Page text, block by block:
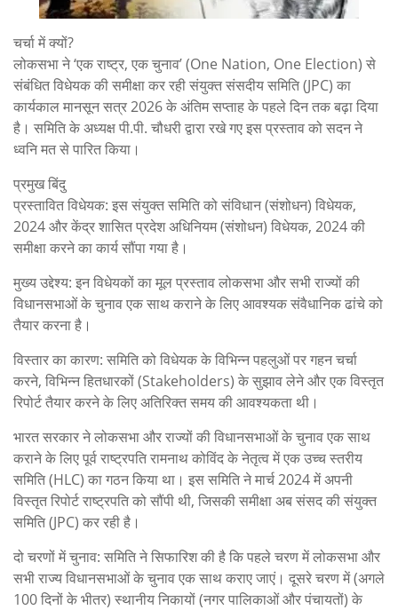
चर्चा में क्यों?
लोकसभा ने ‘एक राष्ट्र, एक चुनाव’ (One Nation, One Election) से
संबंधित विधेयक की समीक्षा कर रही संयुक्त संसदीय समिति (JPC) का
कार्यकाल मानसून सत्र 2026 के अंतिम सप्ताह के पहले दिन तक बढ़ा दिया
है। समिति के अध्यक्ष पी.पी. चौधरी द्वारा रखे गए इस प्रस्ताव को सदन ने
ध्वनि मत से पारित किया।
प्रमुख बिंदु
प्रस्तावित विधेयक: इस संयुक्त समिति को संविधान (संशोधन) विधेयक,
2024 और केंद्र शासित प्रदेश अधिनियम (संशोधन) विधेयक, 2024 की
समीक्षा करने का कार्य सौंपा गया है।
मुख्य उद्देश्य: इन विधेयकों का मूल प्रस्ताव लोकसभा और सभी राज्यों की
विधानसभाओं के चुनाव एक साथ कराने के लिए आवश्यक संवैधानिक ढांचे को
तैयार करना है।
विस्तार का कारण: समिति को विधेयक के विभिन्न पहलुओं पर गहन चर्चा
करने, विभिन्न हितधारकों (Stakeholders) के सुझाव लेने और एक विस्तृत
रिपोर्ट तैयार करने के लिए अतिरिक्त समय की आवश्यकता थी।
भारत सरकार ने लोकसभा और राज्यों की विधानसभाओं के चुनाव एक साथ
कराने के लिए पूर्व राष्ट्रपति रामनाथ कोविंद के नेतृत्व में एक उच्च स्तरीय
समिति (HLC) का गठन किया था। इस समिति ने मार्च 2024 में अपनी
विस्तृत रिपोर्ट राष्ट्रपति को सौंपी थी, जिसकी समीक्षा अब संसद की संयुक्त
समिति (JPC) कर रही है।
दो चरणों में चुनाव: समिति ने सिफारिश की है कि पहले चरण में लोकसभा और
सभी राज्य विधानसभाओं के चुनाव एक साथ कराए जाएं। दूसरे चरण में (अगले
100 दिनों के भीतर) स्थानीय निकायों (नगर पालिकाओं और पंचायतों) के